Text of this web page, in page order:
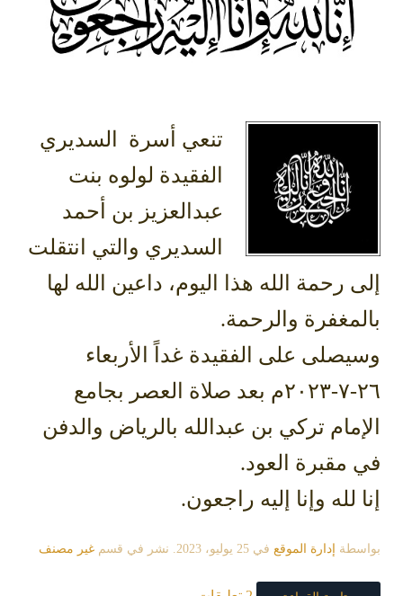
الفقيدة لولوه بنت
عبدالعزيز بن أحمد
السديري والتي انتقلت
إلى رحمة الله هذا اليوم، داعين الله لها
بالمغفرة والرحمة.
‏وسيصلى على الفقيدة غداً الأربعاء
٢٦-٧-٢٠٢٣م بعد صلاة العصر بجامع
الإمام تركي بن عبدالله بالرياض والدفن
في مقبرة العود.
‏إنا لله وإنا إليه راجعون.
بواسطة إدارة الموقع في 25 يوليو، 2023 . نشر في قسم غير مصنف